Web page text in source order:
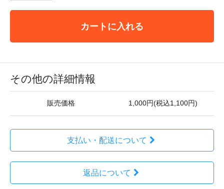
カートに入れる
その他の詳細情報
販売価格 1,000円(税込1,100円)
支払い・配送について
返品について